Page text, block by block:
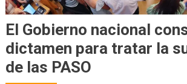
El Gobierno nacional
dictamen para tratar la
de las PASO